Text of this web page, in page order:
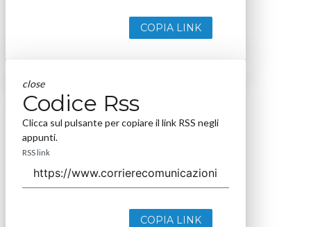
COPIA LINK
close
Codice Rss
Clicca sul pulsante per copiare il link RSS negli
appunti.
RSS link
COPIA LINK